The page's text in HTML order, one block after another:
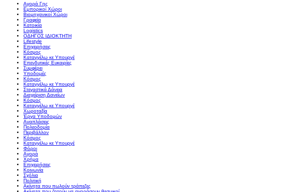
Αγορά Γης
Εμπορικοί Χώροι
Βιομηχανικοί Χώροι
Γραφεία
Κατοικία
Logistics
ΟΔΗΓΟΣ ΙΔΙΟΚΤΗΤΗ
Lifestyle
Επιχειρήσεις
Κόσμος
Καταγγέλω κε Υπουργέ
Επενδυτικές Ευκαιρίες
Συμφέρει
Υποδομές
Κόσμος
Καταγγέλω κε Υπουργέ
Στεγαστικά Δάνεια
Διαχείριση Δανείων
Κόσμος
Καταγγέλω κε Υπουργέ
Χωροταξία
Έργα Υποδομών
Αναπλάσεις
Πολεοδομία
Περιβάλλον
Κόσμος
Καταγγέλω κε Υπουργέ
Φόροι
Αγορά
Χρήμα
Επιχειρήσεις
Κοινωνία
Σχόλια
Πολιτική
Ακίνητα που πωλούν τράπεζες